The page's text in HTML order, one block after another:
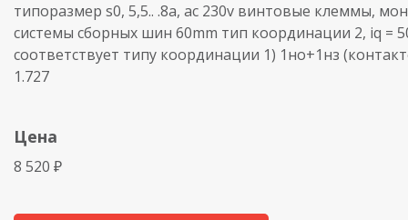
типоразмер s0, 5,5.. .8a, ac 230v винтовые клеммы,
системы сборных шин 60mm тип координации 2, iq =
соответствует типу координации 1) 1но+1нз
1.727
Цена
8 520 ₽